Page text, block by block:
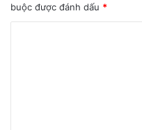
buộc được đánh dấu *